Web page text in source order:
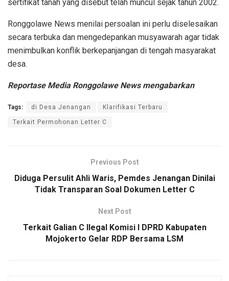
sertifikat tanah yang disebut telah muncul sejak tahun 2002.
Ronggolawe News menilai persoalan ini perlu diselesaikan
secara terbuka dan mengedepankan musyawarah agar tidak
menimbulkan konflik berkepanjangan di tengah masyarakat
desa.
Reportase Media Ronggolawe News mengabarkan
Tags: di Desa Jenangan Klarifikasi Terbaru
Terkait Permohonan Letter C
Previous Post
Diduga Persulit Ahli Waris, Pemdes Jenangan Dinilai
Tidak Transparan Soal Dokumen Letter C
Next Post
Terkait Galian C Ilegal Komisi I DPRD Kabupaten
Mojokerto Gelar RDP Bersama LSM